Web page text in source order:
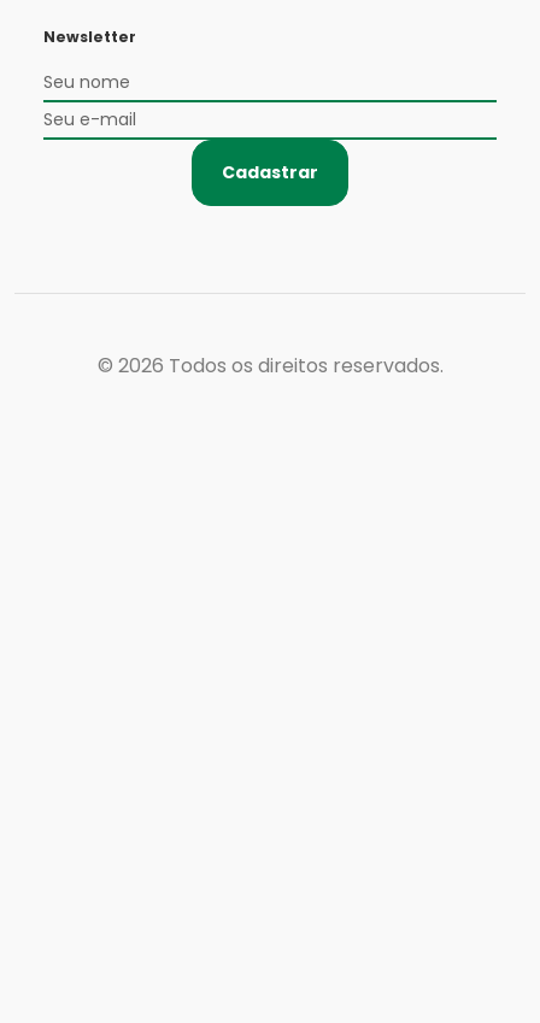
Newsletter
Cadastrar
© 2026 Todos os direitos reservados.